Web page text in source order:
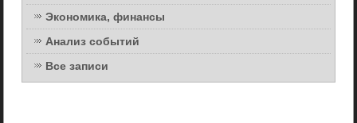
Экономика, финансы
Анализ событий
Все записи